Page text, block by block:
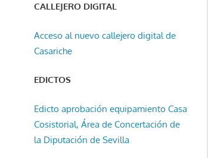
CALLEJERO DIGITAL
Acceso al nuevo callejero digital de
Casariche
EDICTOS
Edicto aprobación equipamiento Casa
Cosistorial, Área de Concertación de
la Diputación de Sevilla